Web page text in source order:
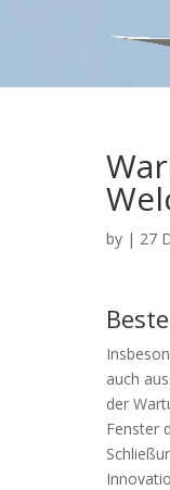
by | 27
auch
der
Fenster